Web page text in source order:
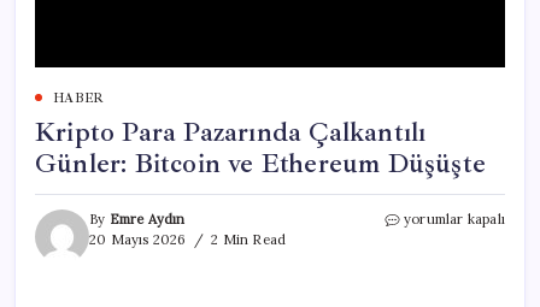
HABER
Kripto Para Pazarında Çalkantılı
Günler: Bitcoin ve Ethereum Düşüşte
By Emre Aydın
20 Mayıs 2026
2 Min Read
Kripto
yorumlar kapalı